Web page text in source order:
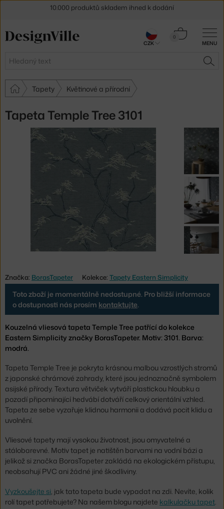
MENU
Hledat
0
Košík
Tapety Květinové a přírodní
Tapeta Temple Tree 3101
Značka: BorasTapeter Kolekce: Tapety Eastern Simplicity
Toto zboží je momentálně nedostupné. Pro bližší informace
o dostupnosti nás prosím kontaktujte.
Kouzelná vliesová tapeta Temple Tree patřící do kolekce
Eastern Simplicity značky BorasTapeter. Motiv: 3101. Barva:
modrá.
Tapeta Temple Tree je pokryta krásnou malbou vzrostlých stromů
z japonské chrámové zahrady, které jsou jednoznačně symbolem
asijské přírody. Textura větviček vytváří plastickou hloubku a
pozadí připomínající hedvábí dotváří celkový orientální vzhled.
Tapeta ze sebe vyzařuje klidnou harmonii a dodává pocit klidu a
uvolnění.
Vliesové tapety mají vysokou životnost, jsou omyvatelné a
stálobarevné. Motiv tapet je natištěn barvami na vodní bázi a
jelikož si značka BorasTapeter zakládá na ekologickém přístupu,
neobsahují PVC ani žádné jiné škodliviny.
Vyzkoušejte si , jak tato tapeta bude vypadat na zdi. Nevíte, kolik
rolí tapet potřebujete? Na našem blogu najdete kalkulačku tapet
30 dní na vrácení zboží
CZK